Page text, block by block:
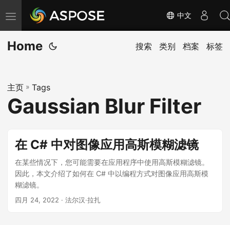
切
换
导
中文
Home 搜索 类别 档案 标签
主页 » Tags
Gaussian Blur Filter
在 C# 中对图像应用高斯模糊滤镜
在某些情况下，您可能需要在应用程序中使用高斯模糊滤镜。
因此，本文介绍了如何在 C# 中以编程方式对图像应用高斯模
糊滤镜。
四月 24, 2022 · 法尔汉·拉扎